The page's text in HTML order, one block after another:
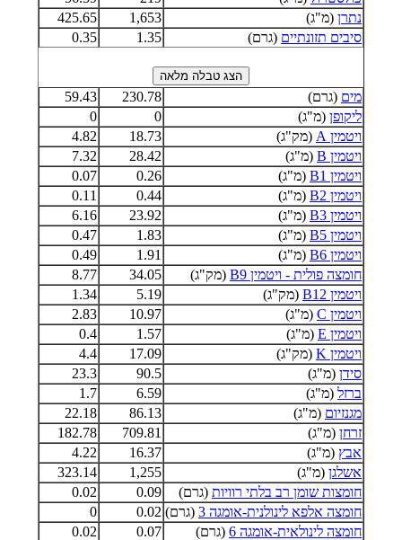
נתרן (מ"ג) 1,653
425.65
סיבים תזונתיים (גרם) 1.35
0.35
מים (גרם) 230.78
59.43
ליקופן (מ"ג) 0
0
ויטמין A
(מק"ג) 18.73
4.82
ויטמין B
(מ"ג) 28.42
7.32
ויטמין B1
(מ"ג) 0.26
0.07
ויטמין B2
(מ"ג) 0.44
0.11
ויטמין B3
(מ"ג) 23.92
6.16
ויטמין B5
(מ"ג) 1.83
0.47
ויטמין B6
(מ"ג) 1.91
0.49
חומצה פולית - ויטמין B9
(מק"ג) 34.05
8.77
ויטמין B12
(מק"ג) 5.19
1.34
ויטמין C
(מ"ג) 10.97
2.83
ויטמין E
(מ"ג) 1.57
0.4
ויטמין K
(מק"ג) 17.09
4.4
סידן (מ"ג) 90.5
23.3
ברזל (מ"ג) 6.59
1.7
מגנזיום (מ"ג) 86.13
22.18
זרחן (מ"ג) 709.81
182.78
אבץ (מ"ג) 16.37
4.22
אשלגן (מ"ג) 1,255
323.14
חומצות שומן רב בלתי רוויות (גרם) 0.09
0.02
חומצה אלפא לינולנית-אומגה 3
(גרם) 0.02
0
חומצה לינולאית-אומגה 6
(גרם) 0.07
0.02